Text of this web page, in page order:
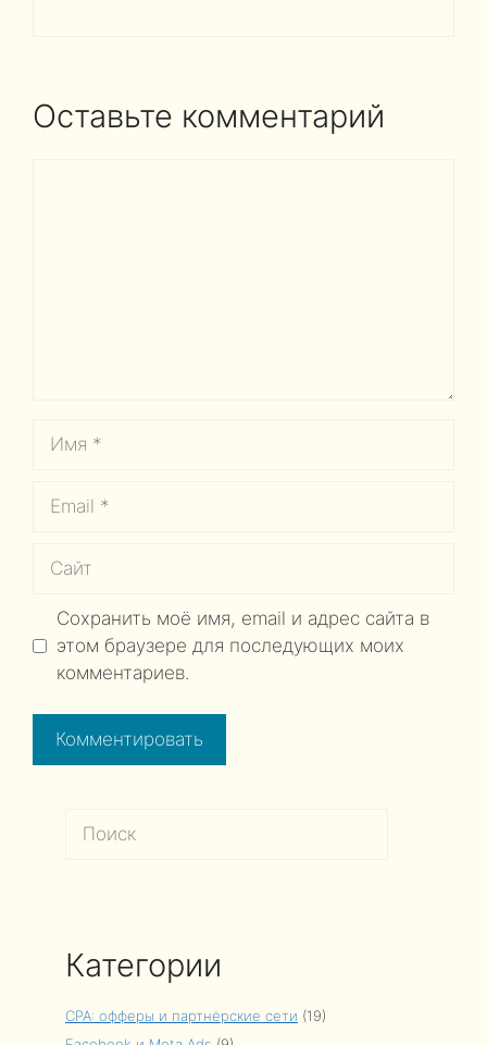
Оставьте комментарий
Сохранить моё имя, email и адрес сайта в
этом браузере для последующих моих
комментариев.
Поиск
Категории
CPA: офферы и партнёрские сети (19)